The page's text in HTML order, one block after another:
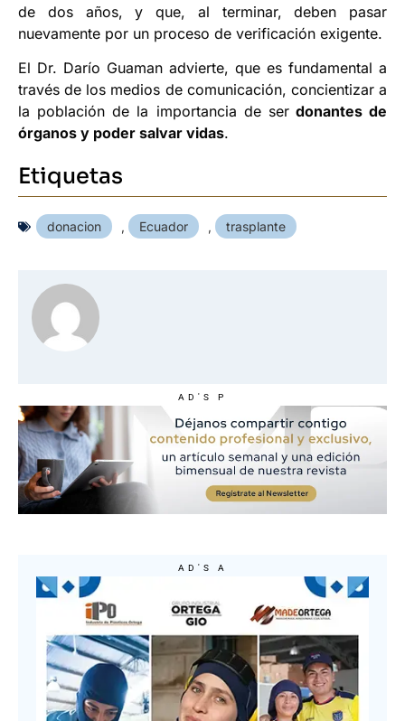
de dos años, y que, al terminar, deben pasar
nuevamente por un proceso de verificación exigente.
El Dr. Darío Guaman advierte, que es fundamental a
través de los medios de comunicación, concientizar a
la población de la importancia de serdonantes de
órganos y poder salvar vidas.
Etiquetas
donacion , Ecuador , trasplante
AD'S P
AD'S A